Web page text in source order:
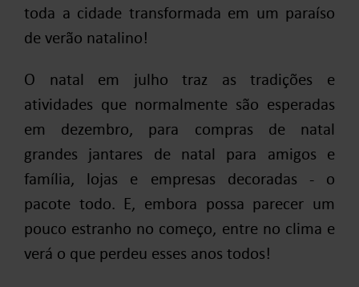
toda a cidade transformada em um paraíso
de verão natalino!
O natal em julho traz as tradições e
atividades que normalmente são esperadas
em dezembro, para compras de natal
grandes jantares de natal para amigos e
família, lojas e empresas decoradas - o
pacote todo. E, embora possa parecer um
pouco estranho no começo, entre no clima e
verá o que perdeu esses anos todos!